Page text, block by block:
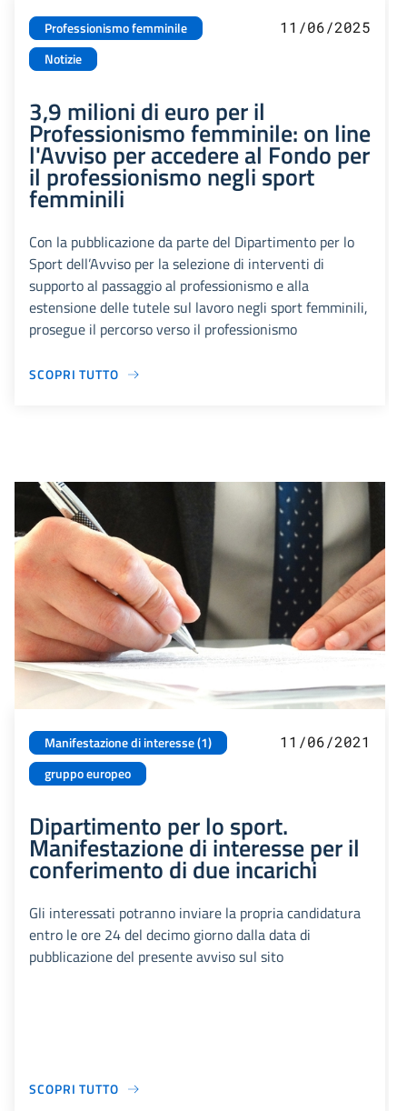
Professionismo femminile
Notizie
11/06/2025
3,9 milioni di euro per il
Professionismo femminile: on line
l'Avviso per accedere al Fondo per
il professionismo negli sport
femminili
Con la pubblicazione da parte del Dipartimento per lo
Sport dell’Avviso per la selezione di interventi di
supporto al passaggio al professionismo e alla
estensione delle tutele sul lavoro negli sport femminili,
prosegue il percorso verso il professionismo
SCOPRI TUTTO
Manifestazione di interesse (1)
gruppo europeo
11/06/2021
Dipartimento per lo sport.
Manifestazione di interesse per il
conferimento di due incarichi
Gli interessati potranno inviare la propria candidatura
entro le ore 24 del decimo giorno dalla data di
pubblicazione del presente avviso sul sito
SCOPRI TUTTO